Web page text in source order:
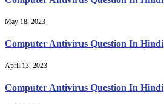
May 18, 2023
Computer Antivirus Question In Hindi
April 13, 2023
Computer Antivirus Question In Hindi